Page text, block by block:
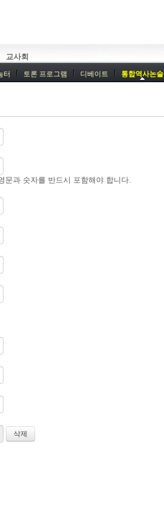
교사회
터 토론 프로그램 디베이트 통합역사논술
문과 숫자를 반드시 포함해야 합니다.